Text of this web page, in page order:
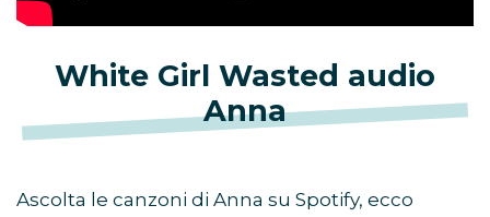
White Girl Wasted audio
Anna
Ascolta le canzoni di Anna su Spotify, ecco